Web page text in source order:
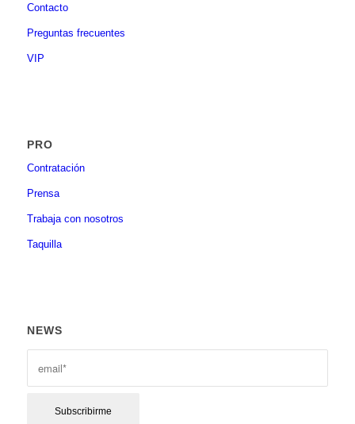
Contacto
Preguntas frecuentes
VIP
PRO
Contratación
Prensa
Trabaja con nosotros
Taquilla
NEWS